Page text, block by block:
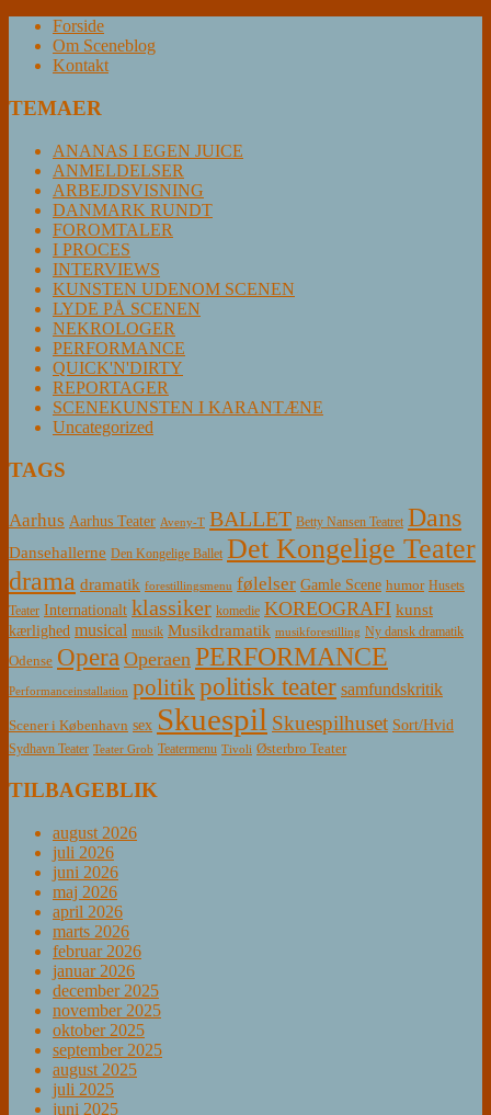
Forside
Om Sceneblog
Kontakt
TEMAER
ANANAS I EGEN JUICE
ANMELDELSER
ARBEJDSVISNING
DANMARK RUNDT
FOROMTALER
I PROCES
INTERVIEWS
KUNSTEN UDENOM SCENEN
LYDE PÅ SCENEN
NEKROLOGER
PERFORMANCE
QUICK'N'DIRTY
REPORTAGER
SCENEKUNSTEN I KARANTÆNE
Uncategorized
TAGS
Aarhus Aarhus Teater Aveny-T BALLET Betty Nansen Teatret Dans
Dansehallerne Den Kongelige Ballet Det Kongelige Teater
drama dramatik forestillingsmenu følelser Gamle Scene humor Husets
Teater Internationalt klassiker komedie KOREOGRAFI kunst
kærlighed musical musik Musikdramatik musikforestilling Ny dansk dramatik
Odense Opera Operaen PERFORMANCE
Performanceinstallation politikpolitisk teater samfundskritik
Scener i København sex Skuespil Skuespilhuset Sort/Hvid
Sydhavn Teater Teater Grob Teatermenu Tivoli Østerbro Teater
TILBAGEBLIK
august 2026
juli 2026
juni 2026
maj 2026
april 2026
marts 2026
februar 2026
januar 2026
december 2025
november 2025
oktober 2025
september 2025
august 2025
juli 2025
juni 2025